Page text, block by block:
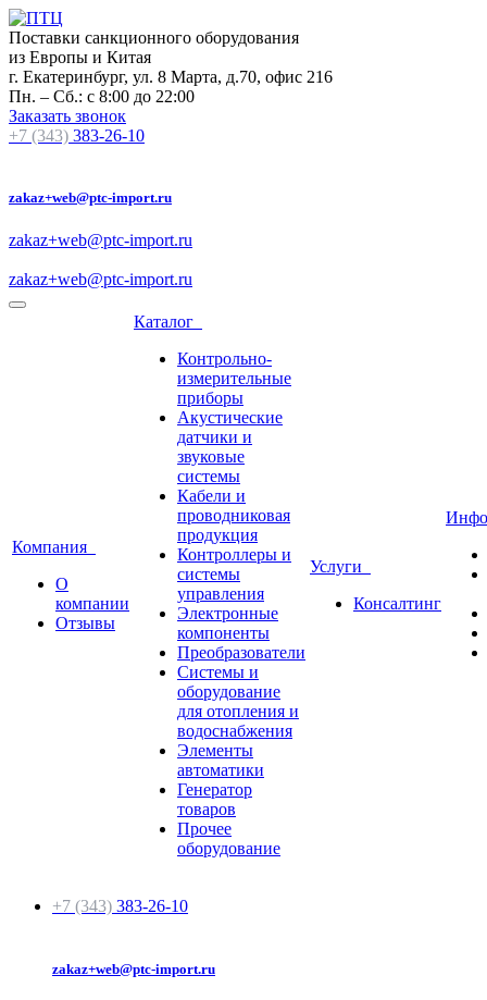
Поставки санкционного оборудования
из Европы и Китая
г. Екатеринбург, ул. 8 Марта, д.70, офис 216
Пн. – Сб.: с 8:00 до 22:00
Заказать звонок
+7 (343) 383-26-10
zakaz+web@ptc-import.ru
zakaz+web@ptc-import.ru
zakaz+web@ptc-import.ru
Компания
О
компании
Отзывы
Каталог
Контрольно-
измерительные
приборы
Акустические
датчики и
звуковые
системы
Кабели и
проводниковая
продукция
Контроллеры и
системы
управления
Электронные
компоненты
Преобразователи
Системы и
оборудование
для отопления и
водоснабжения
Элементы
автоматики
Генератор
товаров
Прочее
оборудование
Услуги
Консалтинг
+7 (343) 383-26-10
zakaz+web@ptc-import.ru